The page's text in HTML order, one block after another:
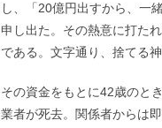
し、「20億円出すから、一
申し出た。その熱意に打た
である。文字通り、捨てる
その資金をもとに42歳のと
業者が死去。関係者からは